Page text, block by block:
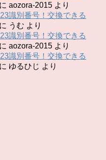
に aozora-2015 より
識別番号！交換できる
に うむ より
識別番号！交換できる
に aozora-2015 より
識別番号！交換できる
に ゆるひじ より